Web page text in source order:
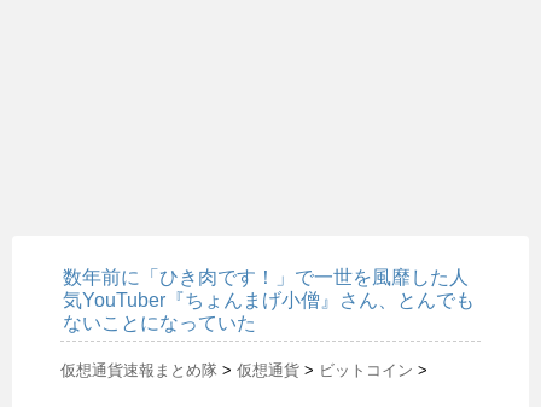
数年前に「ひき肉です！」で一世を風靡した人
気YouTuber『ちょんまげ小僧』さん、とんでも
ないことになっていた
仮想通貨速報まとめ隊 > 仮想通貨 > ビットコイン >